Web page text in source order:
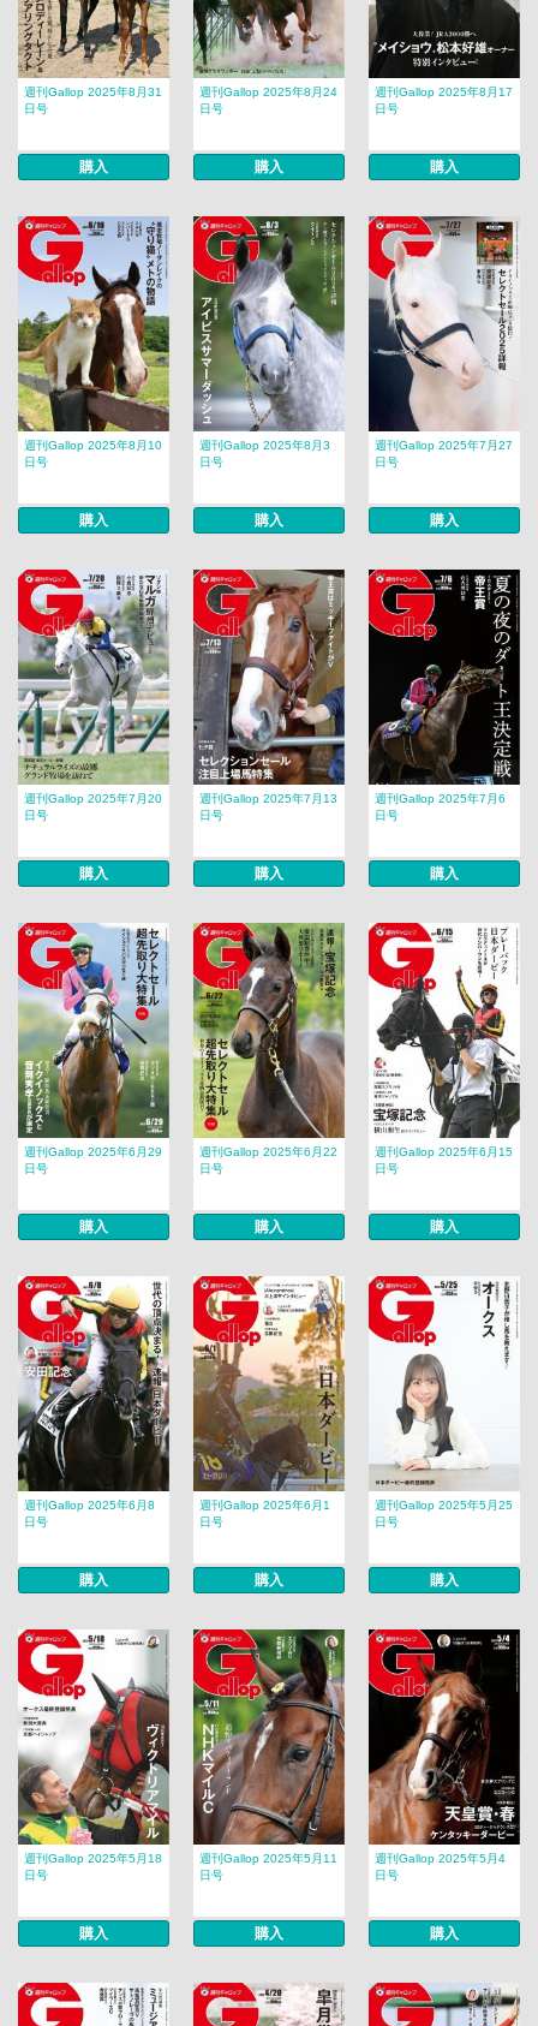
週刊Gallop 2025年8月31
日号
購入
週刊Gallop 2025年8月24
日号
購入
週刊Gallop 2025年8月17
日号
購入
週刊Gallop 2025年8月10
日号
購入
週刊Gallop 2025年8月3
日号
購入
週刊Gallop 2025年7月27
日号
購入
週刊Gallop 2025年7月20
日号
購入
週刊Gallop 2025年7月13
日号
購入
週刊Gallop 2025年7月6
日号
購入
週刊Gallop 2025年6月29
日号
購入
週刊Gallop 2025年6月22
日号
購入
週刊Gallop 2025年6月15
日号
購入
週刊Gallop 2025年6月8
日号
購入
週刊Gallop 2025年6月1
日号
購入
週刊Gallop 2025年5月25
日号
購入
週刊Gallop 2025年5月18
日号
購入
週刊Gallop 2025年5月11
日号
購入
週刊Gallop 2025年5月4
日号
購入